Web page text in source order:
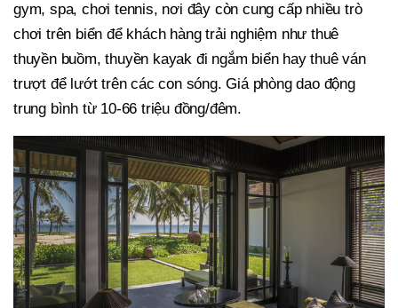
gym, spa, chơi tennis, nơi đây còn cung cấp nhiều trò
chơi trên biển để khách hàng trải nghiệm như thuê
thuyền buồm, thuyền kayak đi ngắm biển hay thuê ván
trượt để lướt trên các con sóng. Giá phòng dao động
trung bình từ 10-66 triệu đồng/đêm.